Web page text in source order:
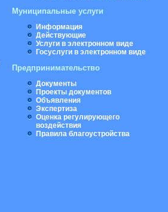
Муниципальные услуги
Информация
Действующие
Услуги в электронном виде
Госуслуги в электронном виде
Предпринимательство
Документы
Проекты документов
Объявления
Экспертиза
Оценка регулирующего
воздействия
Правила благоустройства